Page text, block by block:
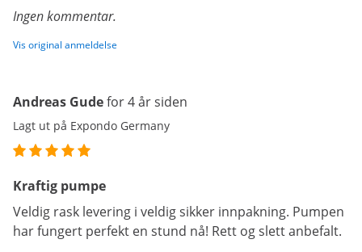
Ingen kommentar.
Vis original anmeldelse
Andreas Gudefor 4 år siden
Lagt ut på Expondo Germany
Kraftig pumpe
Veldig rask levering i veldig sikker innpakning. Pumpen
har fungert perfekt en stund nå! Rett og slett anbefalt.